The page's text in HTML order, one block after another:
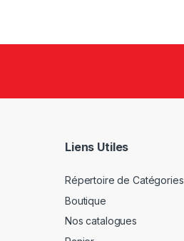
Liens Utiles
Répertoire de Catégories
Boutique
Nos catalogues